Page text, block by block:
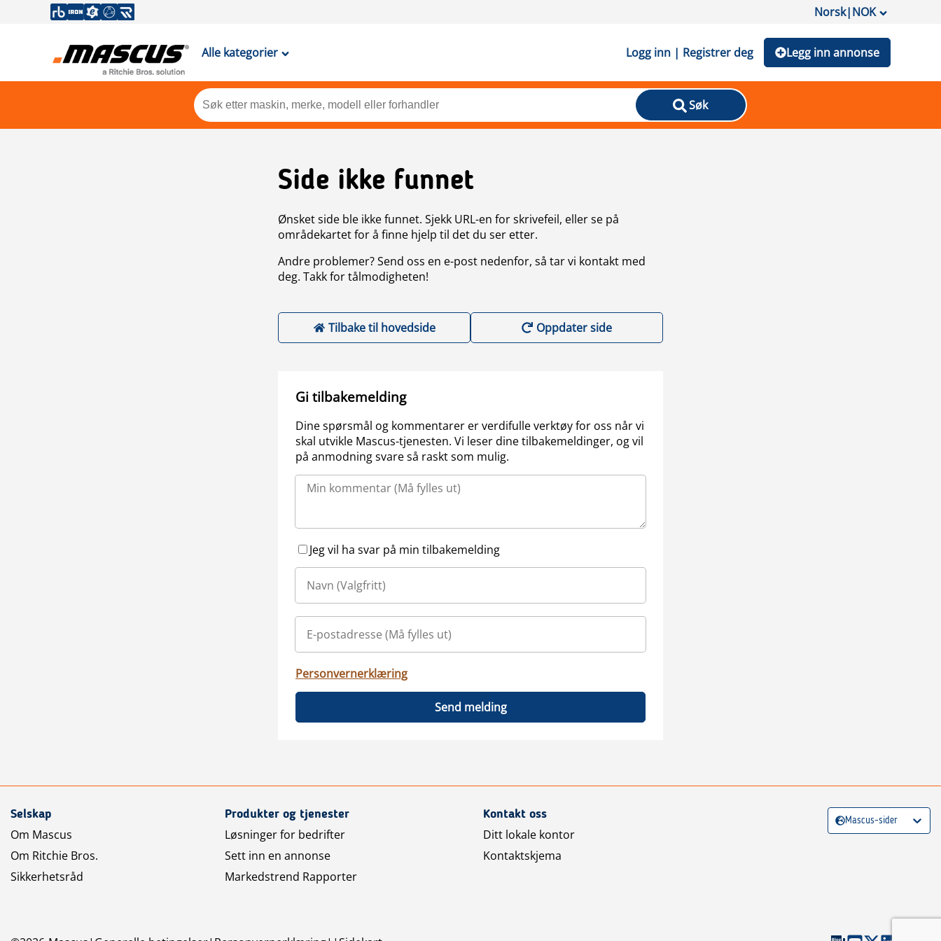
Norsk|NOK
Alle kategorier Logg inn | Registrer deg Legg inn annonse
Søk
Side ikke funnet
Ønsket side ble ikke funnet. Sjekk URL-en for skrivefeil, eller se på
områdekartet for å finne hjelp til det du ser etter.
Andre problemer? Send oss en e-post nedenfor, så tar vi kontakt med
deg. Takk for tålmodigheten!
Tilbake til hovedside Oppdater side
Gi tilbakemelding
Dine spørsmål og kommentarer er verdifulle verktøy for oss når vi
skal utvikle Mascus-tjenesten. Vi leser dine tilbakemeldinger, og vil
på anmodning svare så raskt som mulig.
Jeg vil ha svar på min tilbakemelding
Personvernerklæring
Send melding
Selskap
Om Mascus
Om Ritchie Bros.
Sikkerhetsråd
Produkter og tjenester
Løsninger for bedrifter
Sett inn en annonse
Markedstrend Rapporter
Kontakt oss
Ditt lokale kontor
Kontaktskjema
Mascus-sider